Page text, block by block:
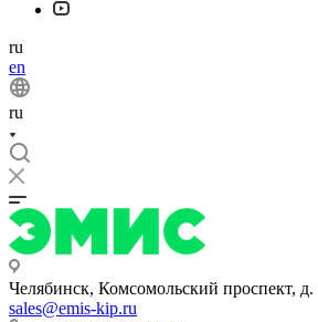
ru
en
ru
Челябинск, Комсомольский проспект, д.
sales@emis-kip.ru